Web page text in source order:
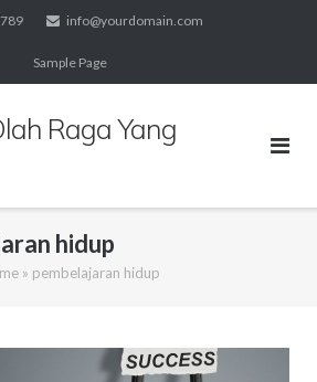
info@yourdomain.com
Sample Page
Raga Yang
hidup
» pembelajaran hidup